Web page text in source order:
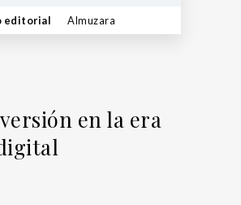
editorial Almuzara
en la era